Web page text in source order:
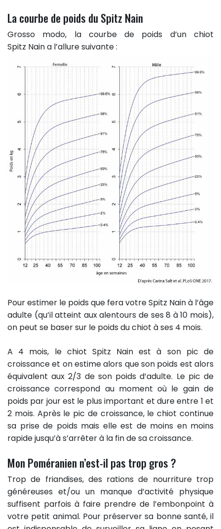
La courbe de poids du Spitz Nain
Grosso modo, la courbe de poids d’un chiot
Spitz Nain a l’allure suivante :
Pour estimer le poids que fera votre Spitz Nain à l’âge
adulte (qu’il atteint aux alentours de ses 8 à 10 mois),
on peut se baser sur le poids du chiot à ses 4 mois.
A 4 mois, le chiot Spitz Nain est à son pic de
croissance et on estime alors que son poids est alors
équivalent aux 2/3 de son poids d’adulte. Le pic de
croissance correspond au moment où le gain de
poids par jour est le plus important et dure entre 1 et
2 mois. Après le pic de croissance, le chiot continue
sa prise de poids mais elle est de moins en moins
rapide jusqu’à s’arrêter à la fin de sa croissance.
Mon Poméranien n’est-il pas trop gros ?
Trop de friandises, des rations de nourriture trop
généreuses et/ou un manque d’activité physique
suffisent parfois à faire prendre de l’embonpoint à
votre petit animal. Pour préserver sa bonne santé, il